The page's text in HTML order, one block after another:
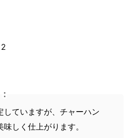
していますが、チャーハン
しく仕上がります。